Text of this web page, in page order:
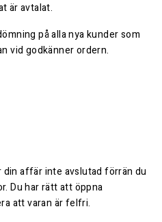
är avtalat.
på alla nya kunder som
vid godkänner ordern.
din affär inte avslutad förrän du
Du har rätt att öppna
att varan är felfri.